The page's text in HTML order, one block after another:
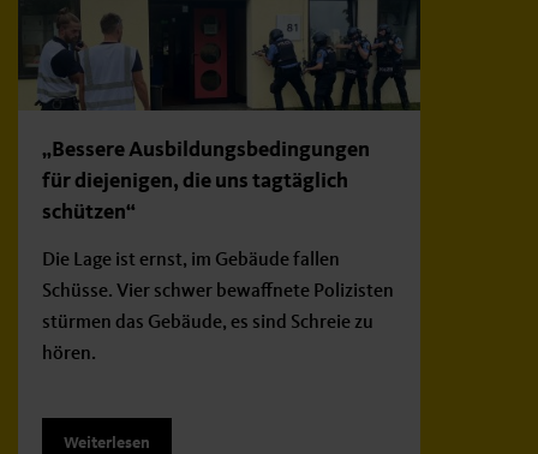
„Bessere Ausbildungsbedingungen
für diejenigen, die uns tagtäglich
schützen“
Die Lage ist ernst, im Gebäude fallen
Schüsse. Vier schwer bewaffnete Polizisten
stürmen das Gebäude, es sind Schreie zu
hören.
Weiterlesen